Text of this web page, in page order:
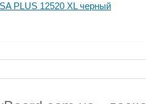
PLUS 12520 XL черный